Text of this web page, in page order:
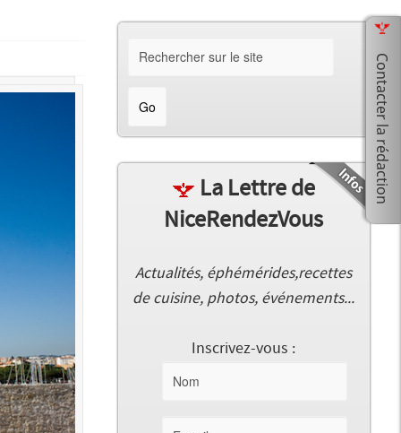
La Lettre de
NiceRendezVous
Actualités, éphémérides,recettes
de cuisine, photos, événements...
Inscrivez-vous :